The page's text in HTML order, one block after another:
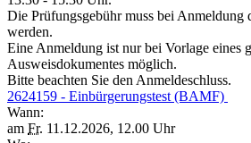
Die Prüfungsgebühr muss bei Anmeldung
werden.
Eine Anmeldung ist nur bei Vorlage eines
Ausweisdokumentes möglich.
Bitte beachten Sie den Anmeldeschluss.
2624159 - Einbürgerungstest (BAMF)
Wann:
am Fr. 11.12.2026, 12.00 Uhr